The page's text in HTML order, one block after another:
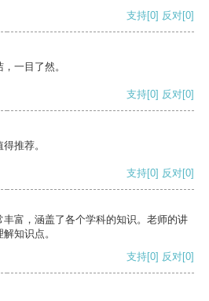
支持[0] 反对[0]
一目了然。
支持[0] 反对[0]
推荐。
支持[0] 反对[0]
富，涵盖了各个学科的知识。老师的讲
知识点。
支持[0] 反对[0]